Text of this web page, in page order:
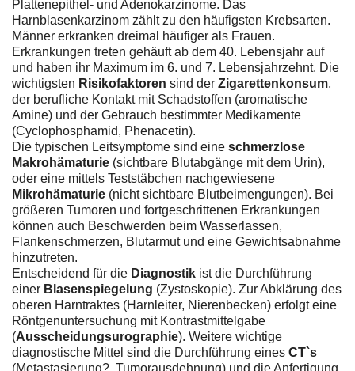
Plattenepithel- und Adenokarzinome. Das
Harnblasenkarzinom zählt zu den häufigsten Krebsarten.
Männer erkranken dreimal häufiger als Frauen.
Erkrankungen treten gehäuft ab dem 40. Lebensjahr auf
und haben ihr Maximum im 6. und 7. Lebensjahrzehnt. Die
wichtigsten Risikofaktoren sind der Zigarettenkonsum,
der berufliche Kontakt mit Schadstoffen (aromatische
Amine) und der Gebrauch bestimmter Medikamente
(Cyclophosphamid, Phenacetin).
Die typischen Leitsymptome sind eine schmerzlose
Makrohämaturie (sichtbare Blutabgänge mit dem Urin),
oder eine mittels Teststäbchen nachgewiesene
Mikrohämaturie (nicht sichtbare Blutbeimengungen). Bei
größeren Tumoren und fortgeschrittenen Erkrankungen
können auch Beschwerden beim Wasserlassen,
Flankenschmerzen, Blutarmut und eine Gewichtsabnahme
hinzutreten.
Entscheidend für die Diagnostik ist die Durchführung
einer Blasenspiegelung (Zystoskopie). Zur Abklärung des
oberen Harntraktes (Harnleiter, Nierenbecken) erfolgt eine
Röntgenuntersuchung mit Kontrastmittelgabe
(Ausscheidungsurographie). Weitere wichtige
diagnostische Mittel sind die Durchführung eines CT`s
(Metastasierung?, Tumorausdehnung) und die Anfertigung